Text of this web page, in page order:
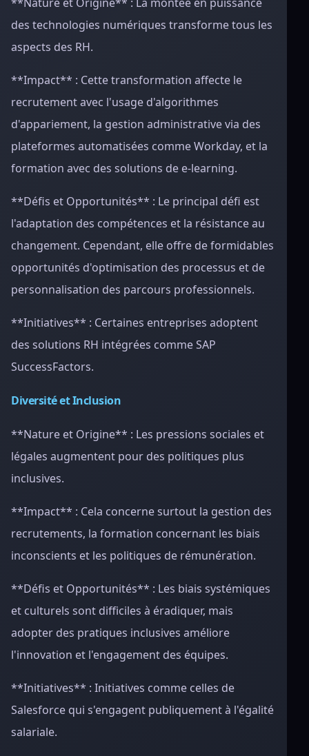
des technologies numériques transforme tous les
aspects des RH.
**Impact** : Cette transformation affecte le
recrutement avec l'usage d'algorithmes
d'appariement, la gestion administrative via des
plateformes automatisées comme Workday, et la
formation avec des solutions de e-learning.
**Défis et Opportunités** : Le principal défi est
l'adaptation des compétences et la résistance au
changement. Cependant, elle offre de formidables
opportunités d'optimisation des processus et de
personnalisation des parcours professionnels.
**Initiatives** : Certaines entreprises adoptent
des solutions RH intégrées comme SAP
SuccessFactors.
Diversité et Inclusion
**Nature et Origine** : Les pressions sociales et
légales augmentent pour des politiques plus
inclusives.
**Impact** : Cela concerne surtout la gestion des
recrutements, la formation concernant les biais
inconscients et les politiques de rémunération.
**Défis et Opportunités** : Les biais systémiques
et culturels sont difficiles à éradiquer, mais
adopter des pratiques inclusives améliore
l'innovation et l'engagement des équipes.
**Initiatives** : Initiatives comme celles de
Salesforce qui s'engagent publiquement à l'égalité
salariale.